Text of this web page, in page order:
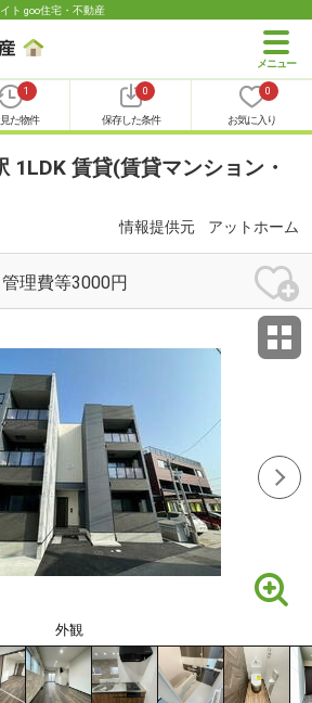
ト goo住宅・不動産
1
た物件
0
保存した条件
0
お気に入り
1LDK 賃貸(賃貸マンション・
情報提供元 アットホーム
理費等3000円
外観